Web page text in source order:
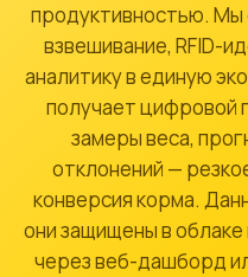
продуктивностью. Мы
взвешивание, RFID-
аналитику в единую
получает цифровой
замеры веса,
отклонений —
конверсия корма.
они защищены в
через веб-дашборд